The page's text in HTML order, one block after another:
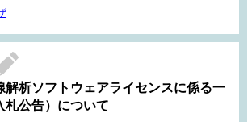
解析ソフトウェアライセンスに係る一
札公告）について